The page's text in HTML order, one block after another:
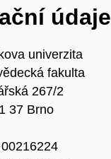
údaje
univerzita
fakulta
267/2
37 Brno